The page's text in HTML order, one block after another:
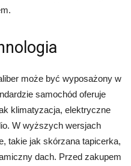
może być wyposażony w
samochód oferuje
klimatyzacja, elektryczne
W wyższych wersjach
takie jak skórzana tapicerka,
dach. Przed zakupem